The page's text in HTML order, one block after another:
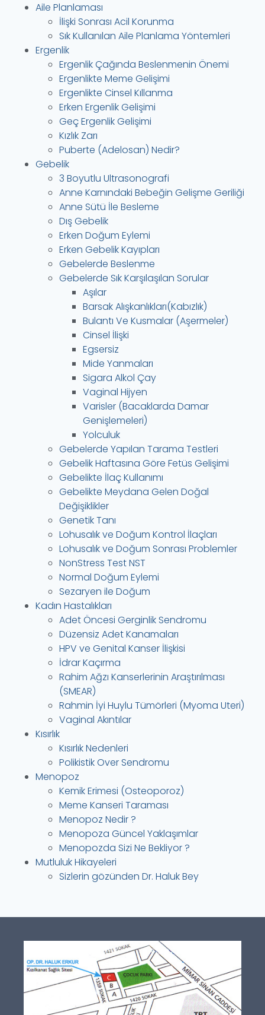
Aile Planlaması
İlişki Sonrası Acil Korunma
Sık Kullanılan Aile Planlama Yöntemleri
Ergenlik
Ergenlik Çağında Beslenmenin Önemi
Ergenlikte Meme Gelişimi
Ergenlikte Cinsel Kıllanma
Erken Ergenlik Gelişimi
Geç Ergenlik Gelişimi
Kızlık Zarı
Puberte (Adelosan) Nedir?
Gebelik
3 Boyutlu Ultrasonografi
Anne Karnındaki Bebeğin Gelişme Geriliği
Anne Sütü İle Besleme
Dış Gebelik
Erken Doğum Eylemi
Erken Gebelik Kayıpları
Gebelerde Beslenme
Gebelerde Sık Karşılaşılan Sorular
Aşılar
Barsak Alışkanlıkları(Kabızlık)
Bulantı Ve Kusmalar (Aşermeler)
Cinsel İlişki
Egsersiz
Mide Yanmaları
Sigara Alkol Çay
Vaginal Hijyen
Varisler (Bacaklarda Damar
Genişlemeleri)
Yolculuk
Gebelerde Yapılan Tarama Testleri
Gebelik Haftasına Göre Fetüs Gelişimi
Gebelikte İlaç Kullanımı
Gebelikte Meydana Gelen Doğal
Değişiklikler
Genetik Tanı
Lohusalık ve Doğum Kontrol İlaçları
Lohusalık ve Doğum Sonrası Problemler
NonStress Test NST
Normal Doğum Eylemi
Sezaryen ile Doğum
Kadın Hastalıkları
Adet Öncesi Gerginlik Sendromu
Düzensiz Adet Kanamaları
HPV ve Genital Kanser İlişkisi
İdrar Kaçırma
Rahim Ağzı Kanserlerinin Araştırılması
(SMEAR)
Rahmin İyi Huylu Tümörleri (Myoma Uteri)
Vaginal Akıntılar
Kısırlık
Kısırlık Nedenleri
Polikistik Over Sendromu
Menopoz
Kemik Erimesi (Osteoporoz)
Meme Kanseri Taraması
Menopoz Nedir ?
Menopoza Güncel Yaklaşımlar
Menopozda Sizi Ne Bekliyor ?
Mutluluk Hikayeleri
Sizlerin gözünden Dr. Haluk Bey